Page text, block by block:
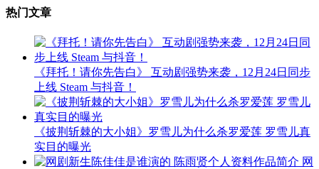
热门文章
《拜托！请你先告白》 互动剧强势来袭，12月24日同步
上线 Steam 与抖音！
《披荆斩棘的大小姐》罗雪儿为什么杀罗爱莲 罗雪儿真
实目的曝光
网